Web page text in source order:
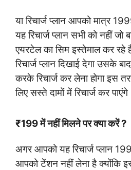
या रिचार्ज प्लान आपको मात्र
यह रिचार्ज प्लान सभी को नहीं
एयरटेल का सिम इस्तेमाल कर रहे
रिचार्ज प्लान दिखाई देगा उसके
करके रिचार्ज कर लेना होगा इस
लिए सस्ते दामों में रिचार्ज कर पाएंगे
₹199 में नहीं मिलने पर क्या करें ?
अगर आपको यह रिचार्ज प्लान
आपको टेंशन नहीं लेना है क्योंकि